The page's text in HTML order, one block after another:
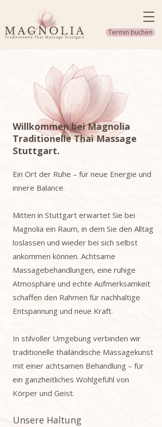
Termin buchen
Willkommen bei Magnolia
Traditionelle Thai Massage
Stuttgart.
Ein Ort der Ruhe – für neue Energie und
innere Balance.
Mitten in Stuttgart erwartet Sie bei
Magnolia ein Raum, in dem Sie den Alltag
loslassen und wieder bei sich selbst
ankommen können. Achtsame
Massagebehandlungen, eine ruhige
Atmosphäre und echte Aufmerksamkeit
schaffen den Rahmen für nachhaltige
Entspannung und neue Kraft.
In stilvoller Umgebung verbinden wir
traditionelle thailändische Massagekunst
mit einer achtsamen Behandlung – für
ein ganzheitliches Wohlgefühl von
Körper und Geist.
Unsere Haltung